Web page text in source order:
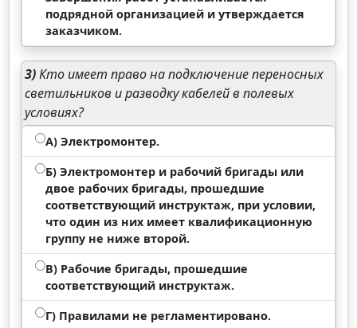
подрядной организацией и утверждается
заказчиком.
3)Кто имеет право на подключение переносных
светильников и разводку кабелей в полевых
условиях?
А) Электромонтер.
Б) Электромонтер и рабочий бригады или
двое рабочих бригады, прошедшие
соответствующий инструктаж, при условии,
что один из них имеет квалификационную
группу не ниже второй.
В) Рабочие бригады, прошедшие
соответствующий инструктаж.
Г) Правилами не регламентировано.